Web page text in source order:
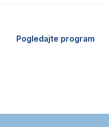
Pogledajte program